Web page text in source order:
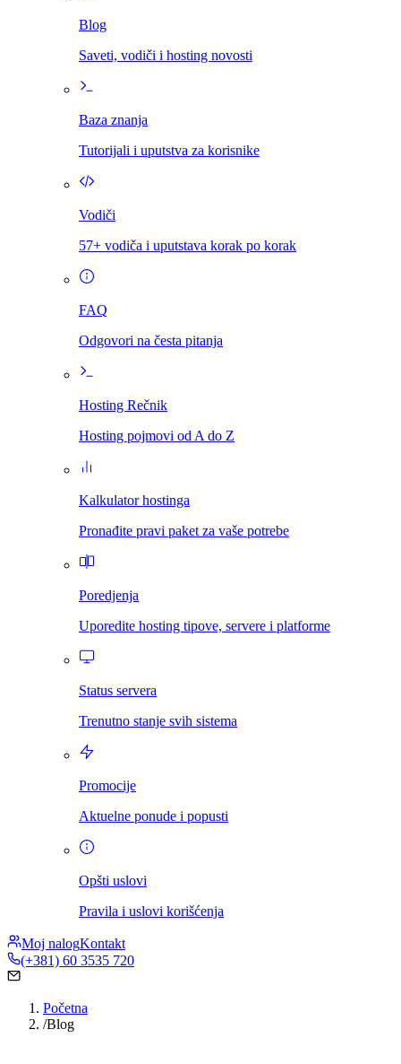
Blog
Saveti, vodiči i hosting novosti
Baza znanja
Tutorijali i uputstva za korisnike
Vodiči
57+ vodiča i uputstava korak po korak
FAQ
Odgovori na česta pitanja
Hosting Rečnik
Hosting pojmovi od A do Z
Kalkulator hostinga
Pronađite pravi paket za vaše potrebe
Poredjenja
Uporedite hosting tipove, servere i platforme
Status servera
Trenutno stanje svih sistema
Promocije
Aktuelne ponude i popusti
Opšti uslovi
Pravila i uslovi korišćenja
Moj nalogKontakt
(+381) 60 3535 720
Početna
/Blog